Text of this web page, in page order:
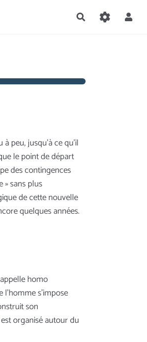
Rechercher
peu, jusqu’à ce qu’il
le point de départ
des contingences
» sans plus
de cette nouvelle
quelques années.
homo
s’impose
son
organisé autour du